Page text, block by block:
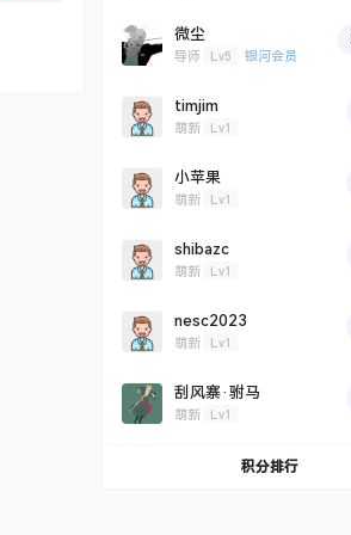
微尘
导师 Lv5 银河会员
timjim
萌新 Lv1
小苹果
萌新 Lv1
shibazc
萌新 Lv1
nesc2023
萌新 Lv1
刮风寨·驸马
萌新 Lv1
积分排行